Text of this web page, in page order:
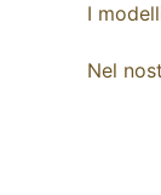
I
Nel